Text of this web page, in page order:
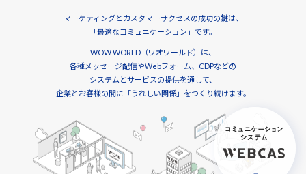
ニュースリリース
WOW WORLD GROUP
｜個人情報保護方針｜ 情報セキュリティ方針｜
新規お取引に関する留意事項｜ サイトマップ
マーケティングとカスタマーサクセスの成功の鍵は、
「最適なコミュニケーション」です。
WOW WORLD（ワオワールド）は、
各種メッセージ配信やWebフォーム、CDPなどの
システムとサービスの提供を通して、
企業とお客様の間に「うれしい関係」をつくり続けます。